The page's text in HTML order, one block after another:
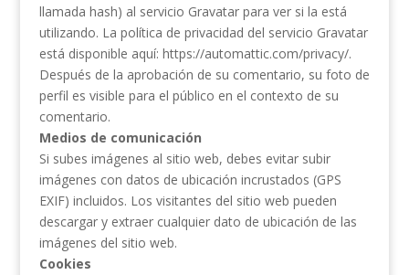
llamada hash) al servicio Gravatar para ver si la está
utilizando. La política de privacidad del servicio Gravatar
está disponible aquí: https://automattic.com/privacy/.
Después de la aprobación de su comentario, su foto de
perfil es visible para el público en el contexto de su
comentario.
Medios de comunicación
Si subes imágenes al sitio web, debes evitar subir
imágenes con datos de ubicación incrustados (GPS
EXIF) incluidos. Los visitantes del sitio web pueden
descargar y extraer cualquier dato de ubicación de las
imágenes del sitio web.
Cookies